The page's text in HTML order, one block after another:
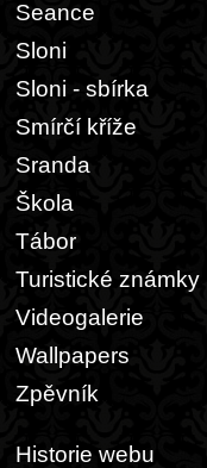
Seance
Sloni
Sloni - sbírka
Smírčí kříže
Sranda
Škola
Tábor
Turistické známky
Videogalerie
Wallpapers
Zpěvník
Historie webu